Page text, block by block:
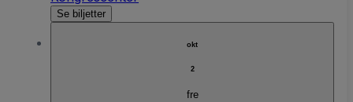
Se biljetter
okt
2
fre